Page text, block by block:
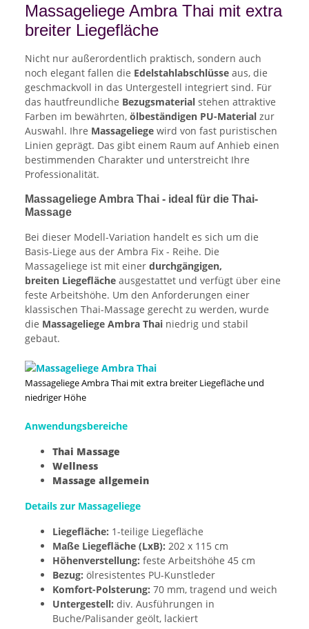
Massageliege Ambra Thai mit extra
breiter Liegefläche
Nicht nur außerordentlich praktisch, sondern auch
noch elegant fallen die Edelstahlabschlüsse aus, die
geschmackvoll in das Untergestell integriert sind. Für
das hautfreundliche Bezugsmaterial stehen attraktive
Farben im bewährten, ölbeständigen PU-Material zur
Auswahl. Ihre Massageliege wird von fast puristischen
Linien geprägt. Das gibt einem Raum auf Anhieb einen
bestimmenden Charakter und unterstreicht Ihre
Professionalität.
Massageliege Ambra Thai - ideal für die Thai-
Massage
Bei dieser Modell-Variation handelt es sich um die
Basis-Liege aus der Ambra Fix - Reihe. Die
Massageliege ist mit einer durchgängigen,
breiten Liegefläche ausgestattet und verfügt über eine
feste Arbeitshöhe. Um den Anforderungen einer
klassischen Thai-Massage gerecht zu werden, wurde
die Massageliege Ambra Thai niedrig und stabil
gebaut.
Massageliege Ambra Thai mit extra breiter Liegefläche und
niedriger Höhe
Anwendungsbereiche
Thai Massage
Wellness
Massage allgemein
Details zur Massageliege
Liegefläche: 1-teilige Liegefläche
Maße Liegefläche (LxB): 202 x 115 cm
Höhenverstellung: feste Arbeitshöhe 45 cm
Bezug: ölresistentes PU-Kunstleder
Komfort-Polsterung: 70 mm, tragend und weich
Untergestell: div. Ausführungen in
Buche/Palisander geölt, lackiert